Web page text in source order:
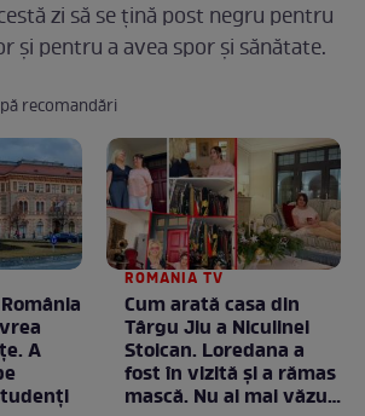
zi să se ţină post negru pentru
şi pentru a avea spor şi sănătate.
recomandări
A
ROMANIA TV
Cum arată casa din
Târgu Jiu a Niculinei
Stoican. Loredana a
fost în vizită și a rămas
mască. Nu ai mai văzut